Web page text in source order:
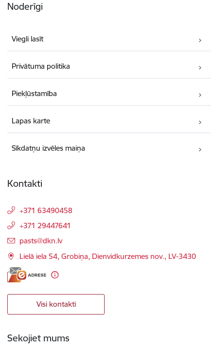
Noderīgi
Viegli lasīt
Privātuma politika
Piekļūstamība
Lapas karte
Sīkdatņu izvēles maiņa
Kontakti
+371 63490458
+371 29447641
E-pasts:
pasts@dkn.lv
Lielā iela 54, Grobiņa, Dienvidkurzemes nov., LV-3430
Visi kontakti
Sekojiet mums